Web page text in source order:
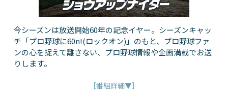
今シーズンは放送開始60年の記念イヤー。シーズンキャッ
チ「プロ野球に60n!(ロックオン)」のもと、プロ野球ファ
ンの心を捉えて離さない、プロ野球情報や企画満載でお送
りします。
［番組詳細▼］